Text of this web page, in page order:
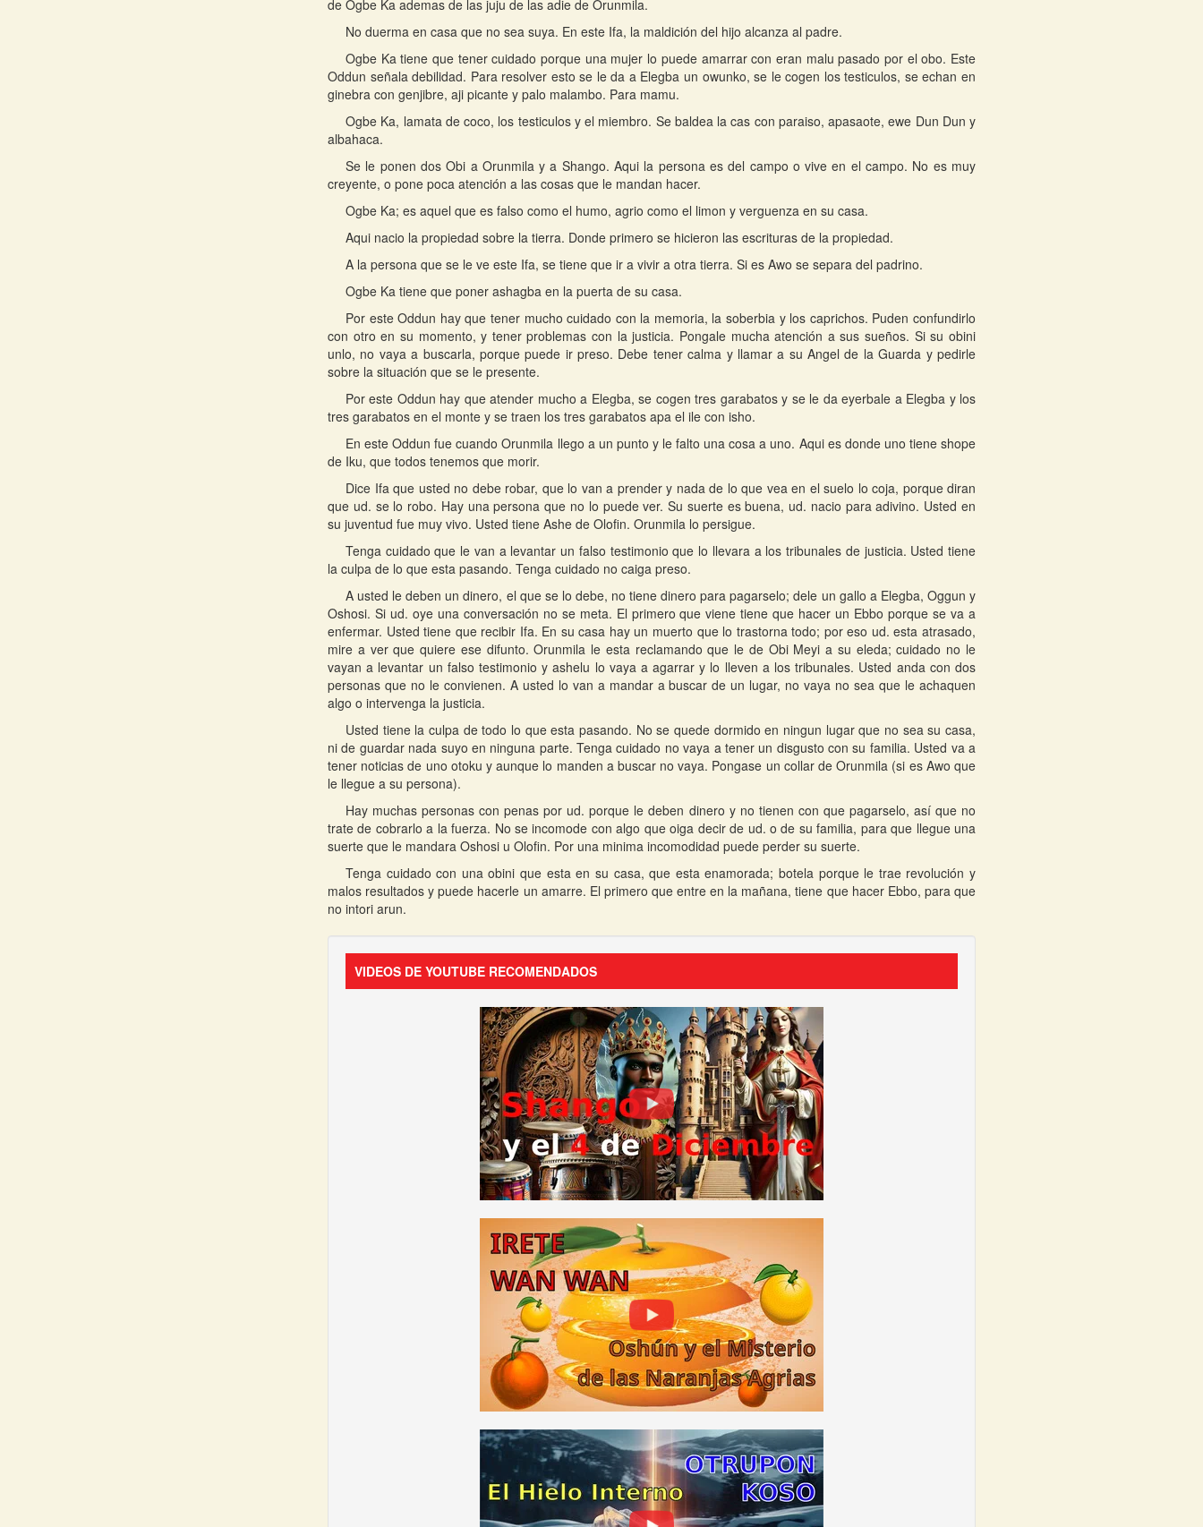
de Ogbe Ka ademas de las juju de las adie de Orunmila.
No duerma en casa que no sea suya. En este Ifa, la maldición del hijo alcanza al padre.
Ogbe Ka tiene que tener cuidado porque una mujer lo puede amarrar con eran malu pasado por el obo. Este
Oddun señala debilidad. Para resolver esto se le da a Elegba un owunko, se le cogen los testiculos, se echan en
ginebra con genjibre, aji picante y palo malambo. Para mamu.
Ogbe Ka, lamata de coco, los testiculos y el miembro. Se baldea la cas con paraiso, apasaote, ewe Dun Dun y
albahaca.
Se le ponen dos Obi a Orunmila y a Shango. Aqui la persona es del campo o vive en el campo. No es muy
creyente, o pone poca atención a las cosas que le mandan hacer.
Ogbe Ka; es aquel que es falso como el humo, agrio como el limon y verguenza en su casa.
Aqui nacio la propiedad sobre la tierra. Donde primero se hicieron las escrituras de la propiedad.
A la persona que se le ve este Ifa, se tiene que ir a vivir a otra tierra. Si es Awo se separa del padrino.
Ogbe Ka tiene que poner ashagba en la puerta de su casa.
Por este Oddun hay que tener mucho cuidado con la memoria, la soberbia y los caprichos. Puden confundirlo
con otro en su momento, y tener problemas con la justicia. Pongale mucha atención a sus sueños. Si su obini
unlo, no vaya a buscarla, porque puede ir preso. Debe tener calma y llamar a su Angel de la Guarda y pedirle
sobre la situación que se le presente.
Por este Oddun hay que atender mucho a Elegba, se cogen tres garabatos y se le da eyerbale a Elegba y los
tres garabatos en el monte y se traen los tres garabatos apa el ile con isho.
En este Oddun fue cuando Orunmila llego a un punto y le falto una cosa a uno. Aqui es donde uno tiene shope
de Iku, que todos tenemos que morir.
Dice Ifa que usted no debe robar, que lo van a prender y nada de lo que vea en el suelo lo coja, porque diran
que ud. se lo robo. Hay una persona que no lo puede ver. Su suerte es buena, ud. nacio para adivino. Usted en
su juventud fue muy vivo. Usted tiene Ashe de Olofin. Orunmila lo persigue.
Tenga cuidado que le van a levantar un falso testimonio que lo llevara a los tribunales de justicia. Usted tiene
la culpa de lo que esta pasando. Tenga cuidado no caiga preso.
A usted le deben un dinero, el que se lo debe, no tiene dinero para pagarselo; dele un gallo a Elegba, Oggun y
Oshosi. Si ud. oye una conversación no se meta. El primero que viene tiene que hacer un Ebbo porque se va a
enfermar. Usted tiene que recibir Ifa. En su casa hay un muerto que lo trastorna todo; por eso ud. esta atrasado,
mire a ver que quiere ese difunto. Orunmila le esta reclamando que le de Obi Meyi a su eleda; cuidado no le
vayan a levantar un falso testimonio y ashelu lo vaya a agarrar y lo lleven a los tribunales. Usted anda con dos
personas que no le convienen. A usted lo van a mandar a buscar de un lugar, no vaya no sea que le achaquen
algo o intervenga la justicia.
Usted tiene la culpa de todo lo que esta pasando. No se quede dormido en ningun lugar que no sea su casa,
ni de guardar nada suyo en ninguna parte. Tenga cuidado no vaya a tener un disgusto con su familia. Usted va a
tener noticias de uno otoku y aunque lo manden a buscar no vaya. Pongase un collar de Orunmila (si es Awo que
le llegue a su persona).
Hay muchas personas con penas por ud. porque le deben dinero y no tienen con que pagarselo, así que no
trate de cobrarlo a la fuerza. No se incomode con algo que oiga decir de ud. o de su familia, para que llegue una
suerte que le mandara Oshosi u Olofin. Por una minima incomodidad puede perder su suerte.
Tenga cuidado con una obini que esta en su casa, que esta enamorada; botela porque le trae revolución y
malos resultados y puede hacerle un amarre. El primero que entre en la mañana, tiene que hacer Ebbo, para que
no intori arun.
VIDEOS DE YOUTUBE RECOMENDADOS